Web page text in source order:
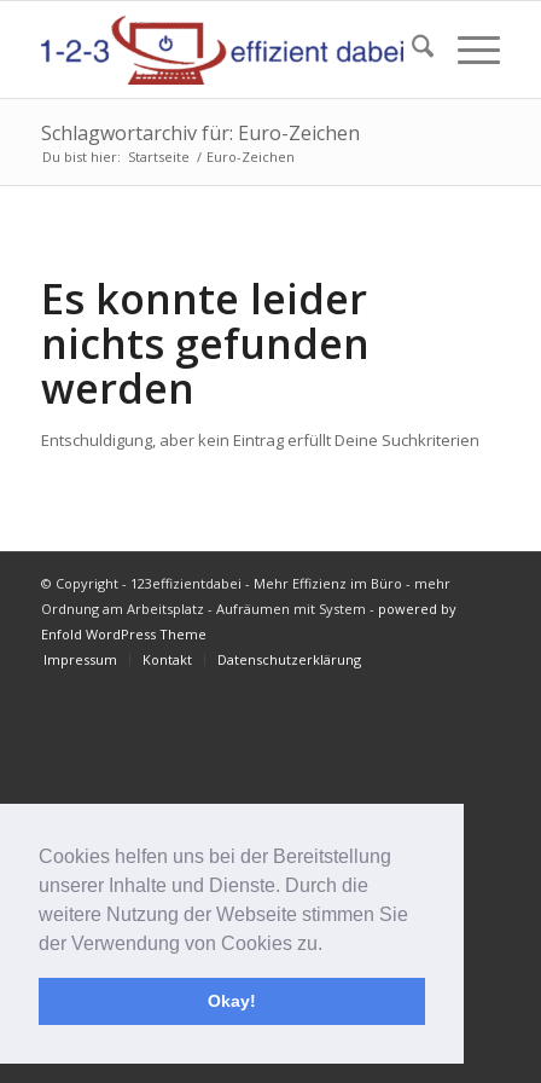
Cookies helfen uns bei der Bereitstellung
unserer Inhalte und Dienste. Durch die
weitere Nutzung der Webseite stimmen Sie
der Verwendung von Cookies zu.
Okay!
Schlagwortarchiv für: Euro-Zeichen
Du bist hier: Startseite / Euro-Zeichen
Es konnte leider
nichts gefunden
werden
Entschuldigung, aber kein Eintrag erfüllt Deine Suchkriterien
© Copyright - 123effizientdabei - Mehr Effizienz im Büro - mehr
Ordnung am Arbeitsplatz - Aufräumen mit System - powered by
Enfold WordPress Theme
Impressum
Kontakt Datenschutzerklärung